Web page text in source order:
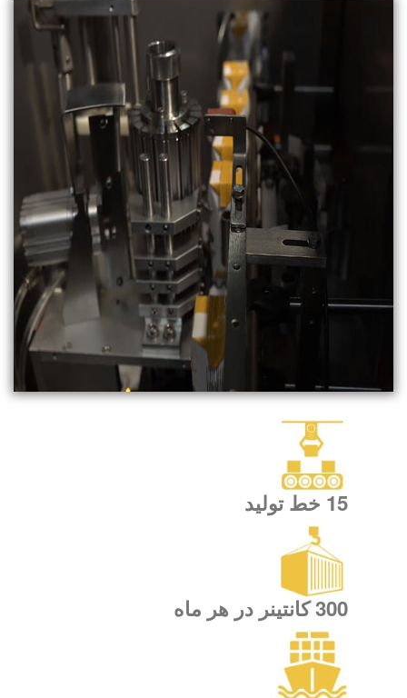
15 خط تولید
300 کانتینر در هر ماه